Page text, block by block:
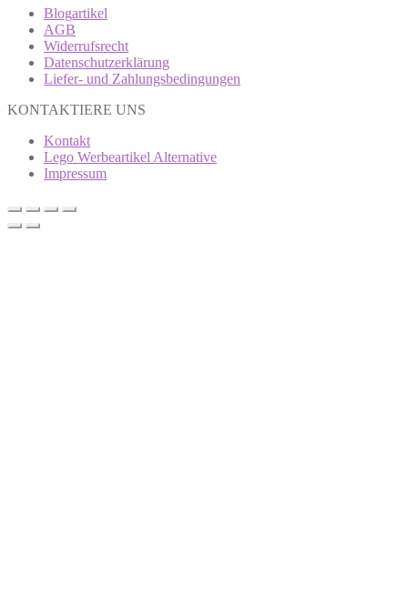
Blogartikel
AGB
Widerrufsrecht
Datenschutzerklärung
Liefer- und Zahlungsbedingungen
KONTAKTIERE UNS
Kontakt
Lego Werbeartikel Alternative
Impressum